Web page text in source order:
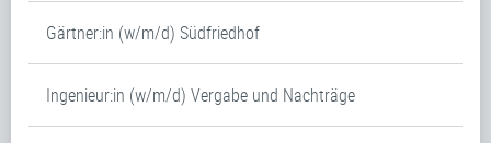
Gärtner:in (w/m/d) Südfriedhof
Ingenieur:in (w/m/d) Vergabe und Nachträge